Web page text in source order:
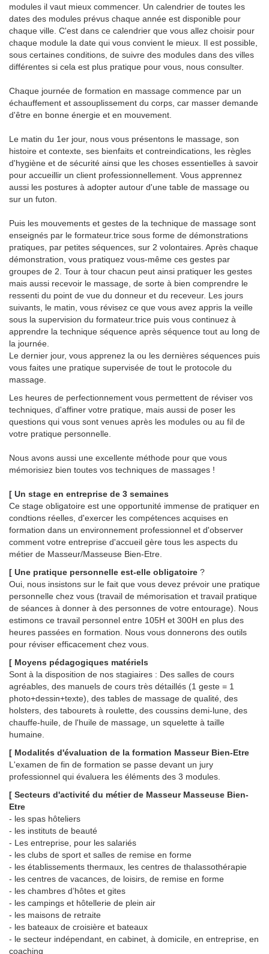
modules il vaut mieux commencer. Un calendrier de toutes les
dates des modules prévus chaque année est disponible pour
chaque ville. C'est dans ce calendrier que vous allez choisir pour
chaque module la date qui vous convient le mieux. Il est possible,
sous certaines conditions, de suivre des modules dans des villes
différentes si cela est plus pratique pour vous, nous consulter.
Chaque journée de formation en massage commence par un
échauffement et assouplissement du corps, car masser demande
d'être en bonne énergie et en mouvement.
Le matin du 1er jour, nous vous présentons le massage, son
histoire et contexte, ses bienfaits et contreindications, les règles
d'hygiène et de sécurité ainsi que les choses essentielles à savoir
pour accueillir un client professionnellement. Vous apprennez
aussi les postures à adopter autour d'une table de massage ou
sur un futon.
Puis les mouvements et gestes de la technique de massage sont
enseignés par le formateur.trice sous forme de démonstrations
pratiques, par petites séquences, sur 2 volontaires. Après chaque
démonstration, vous pratiquez vous-même ces gestes par
groupes de 2. Tour à tour chacun peut ainsi pratiquer les gestes
mais aussi recevoir le massage, de sorte à bien comprendre le
ressenti du point de vue du donneur et du receveur. Les jours
suivants, le matin, vous révisez ce que vous avez appris la veille
sous la supervision du formateur.trice puis vous continuez à
apprendre la technique séquence après séquence tout au long de
la journée.
Le dernier jour, vous apprenez la ou les dernières séquences puis
vous faites une pratique supervisée de tout le protocole du
massage.
Les heures de perfectionnement vous permettent de réviser vos
techniques, d'affiner votre pratique, mais aussi de poser les
questions qui vous sont venues après les modules ou au fil de
votre pratique personnelle.
Nous avons aussi une excellente méthode pour que vous
mémorisiez bien toutes vos techniques de massages !
[ Un stage en entreprise de 3 semaines
Ce stage obligatoire est une opportunité immense de pratiquer en
condtions réelles, d'exercer les compétences acquises en
formation dans un environnement professionnel et d'observer
comment votre entreprise d'accueil gère tous les aspects du
métier de Masseur/Masseuse Bien-Etre.
[ Une pratique personnelle est-elle obligatoire ?
Oui, nous insistons sur le fait que vous devez prévoir une pratique
personnelle chez vous (travail de mémorisation et travail pratique
de séances à donner à des personnes de votre entourage). Nous
estimons ce travail personnel entre 105H et 300H en plus des
heures passées en formation. Nous vous donnerons des outils
pour réviser efficacement chez vous.
[ Moyens pédagogiques matériels
Sont à la disposition de nos stagiaires : Des salles de cours
agréables, des manuels de cours très détaillés (1 geste = 1
photo+dessin+texte), des tables de massage de qualité, des
holsters, des tabourets à roulette, des coussins demi-lune, des
chauffe-huile, de l'huile de massage, un squelette à taille
humaine.
[ Modalités d'évaluation de la formation Masseur Bien-Etre
L'examen de fin de formation se passe devant un jury
professionnel qui évaluera les éléments des 3 modules.
[ Secteurs d'activité du métier de Masseur Masseuse Bien-
Etre
- les spas hôteliers
- les instituts de beauté
- Les entreprise, pour les salariés
- les clubs de sport et salles de remise en forme
- les établissements thermaux, les centres de thalassothérapie
- les centres de vacances, de loisirs, de remise en forme
- les chambres d’hôtes et gites
- les campings et hôtellerie de plein air
- les maisons de retraite
- les bateaux de croisière et bateaux
- le secteur indépendant, en cabinet, à domicile, en entreprise, en
coaching